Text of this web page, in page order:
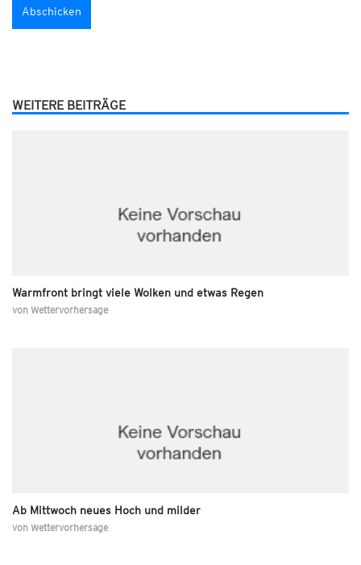
WEITERE BEITRÄGE
Warmfront bringt viele Wolken und etwas Regen
von Wettervorhersage
Ab Mittwoch neues Hoch und milder
von Wettervorhersage